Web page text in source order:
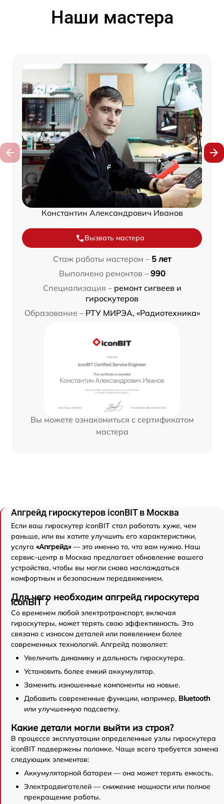
Наши мастера
Константин Александрович Иванов
Вызвать мастера
Стаж работы мастером – 5 лет
Выполнено ремонтов – 990
Специализация – ремонт сигвеев и
гироскутеров
Образование – РТУ МИРЭА, «Радиотехника»
Вы можете ознакомиться с сертификатом
мастера
Апгрейд гироскутеров iconBIT в Москва
Если ваш гироскутер iconBIT стал работать хуже, чем
раньше, или вы хотите улучшить его характеристики,
услуга «Апгрейд»— это именно то, что вам нужно. Наш
сервис-центр в Москва предлагает обновление вашего
устройства, чтобы вы могли снова наслаждаться
комфортным и безопасным передвижением.
Для чего необходим апгрейд гироскутера
iconBIT ?
Со временем любой электротранспорт, включая
гироскутеры, может терять свою эффективность. Это
связано с износом деталей или появлением более
современных технологий. Апгрейд позволяет:
Увеличить динамику и дальность гироскутера.
Установить более емкий аккумулятор.
Заменить изношенные компоненты на новые.
Добавить современные функции, например, Bluetooth
или улучшенную подсветку.
Какие детали могли выйти из строя?
В процессе эксплуатации определенные узлы гироскутера
iconBIT подвержены поломке. Чаще всего требуется замена
следующих элементов:
Аккумуляторной батареи — она может терять емкость.
Электродвигателей — снижение мощности или полное
прекращение работы.